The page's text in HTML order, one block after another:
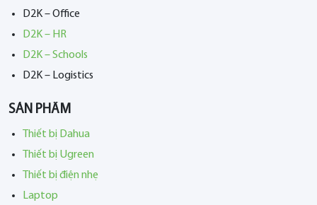
D2K – Office
D2K – HR
D2K – Schools
D2K – Logistics
SẢN PHẨM
Thiết bị Dahua
Thiết bị Ugreen
Thiết bị điện nhẹ
Laptop